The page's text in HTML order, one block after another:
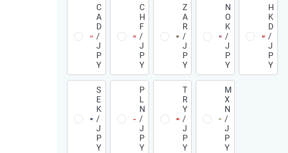
C
A
D
/
J
P
Y
C
H
F
/
J
P
Y
Z
A
R
/
J
P
Y
N
O
K
/
J
P
Y
H
K
D
/
J
P
Y
S
E
K
/
J
P
Y
P
L
N
/
J
P
Y
T
R
Y
/
J
P
Y
M
X
N
/
J
P
Y